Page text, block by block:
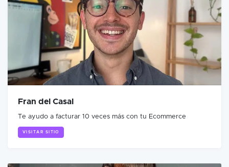
Fran del Casal
Te ayudo a facturar 10 veces más con tu Ecommerce
VISITAR SITIO